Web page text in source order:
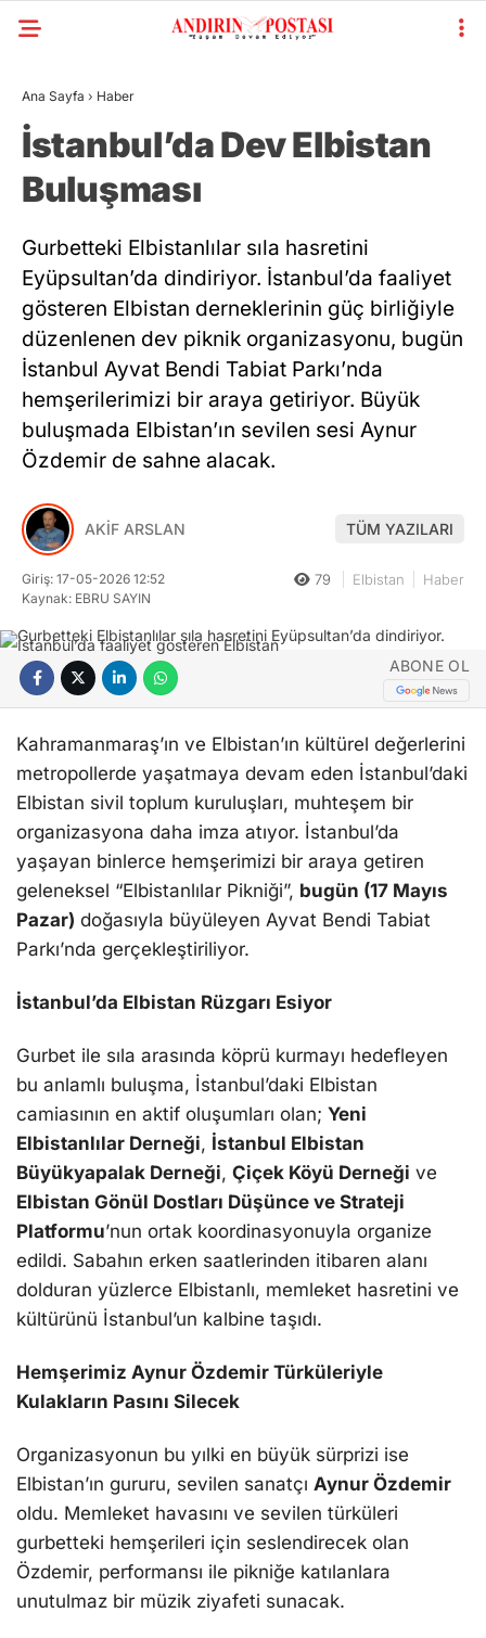
Ana Sayfa › Haber
İstanbul’da Dev Elbistan
Buluşması
Gurbetteki Elbistanlılar sıla hasretini
Eyüpsultan’da dindiriyor. İstanbul’da faaliyet
gösteren Elbistan derneklerinin güç birliğiyle
düzenlenen dev piknik organizasyonu, bugün
İstanbul Ayvat Bendi Tabiat Parkı’nda
hemşerilerimizi bir araya getiriyor. Büyük
buluşmada Elbistan’ın sevilen sesi Aynur
Özdemir de sahne alacak.
AKİF ARSLAN TÜM YAZILARI
Giriş: 17-05-2026 12:52
Kaynak: EBRU SAYIN
79 Elbistan Haber
ABONE OL
Kahramanmaraş’ın ve Elbistan’ın kültürel değerlerini
metropollerde yaşatmaya devam eden İstanbul’daki
Elbistan sivil toplum kuruluşları, muhteşem bir
organizasyona daha imza atıyor. İstanbul’da
yaşayan binlerce hemşerimizi bir araya getiren
geleneksel “Elbistanlılar Pikniği”, bugün (17 Mayıs
Pazar) doğasıyla büyüleyen Ayvat Bendi Tabiat
Parkı’nda gerçekleştiriliyor.
İstanbul’da Elbistan Rüzgarı Esiyor
Gurbet ile sıla arasında köprü kurmayı hedefleyen
bu anlamlı buluşma, İstanbul’daki Elbistan
camiasının en aktif oluşumları olan; Yeni
Elbistanlılar Derneği, İstanbul Elbistan
Büyükyapalak Derneği, Çiçek Köyü Derneği ve
Elbistan Gönül Dostları Düşünce ve Strateji
Platformu’nun ortak koordinasyonuyla organize
edildi. Sabahın erken saatlerinden itibaren alanı
dolduran yüzlerce Elbistanlı, memleket hasretini ve
kültürünü İstanbul’un kalbine taşıdı.
Hemşerimiz Aynur Özdemir Türküleriyle
Kulakların Pasını Silecek
Organizasyonun bu yılki en büyük sürprizi ise
Elbistan’ın gururu, sevilen sanatçı Aynur Özdemir
oldu. Memleket havasını ve sevilen türküleri
gurbetteki hemşerileri için seslendirecek olan
Özdemir, performansı ile pikniğe katılanlara
unutulmaz bir müzik ziyafeti sunacak.